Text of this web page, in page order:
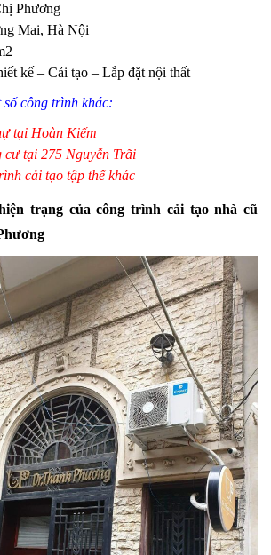
Phương
Mai, Hà Nội
kế – Cải tạo – Lắp đặt nội thất
công trình khác:
tại Hoàn Kiếm
cư tại 275 Nguyễn Trãi
cải tạo tập thể khác
trạng của công trình cải tạo nhà cũ